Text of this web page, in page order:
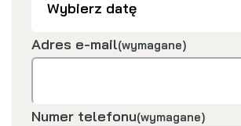
Adres e-mail(wymagane)
Numer telefonu(wymagane)